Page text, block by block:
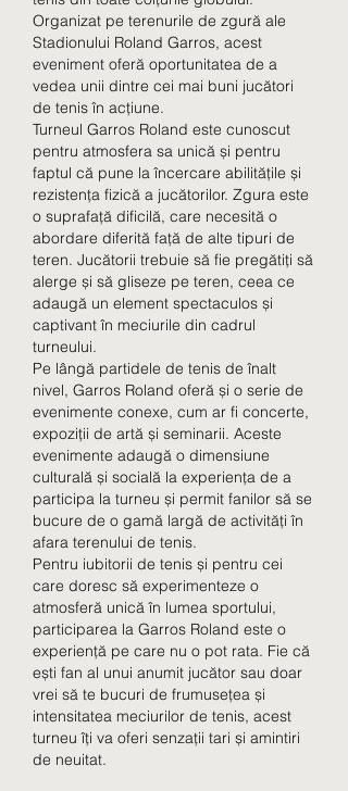
Organizat pe terenurile de zgură ale
Stadionului Roland Garros, acest
eveniment oferă oportunitatea de a
vedea unii dintre cei mai buni jucători
de tenis în acțiune.
Turneul Garros Roland este cunoscut
pentru atmosfera sa unică și pentru
faptul că pune la încercare abilitățile și
rezistența fizică a jucătorilor. Zgura este
o suprafață dificilă, care necesită o
abordare diferită față de alte tipuri de
teren. Jucătorii trebuie să fie pregătiți să
alerge și să gliseze pe teren, ceea ce
adaugă un element spectaculos și
captivant în meciurile din cadrul
turneului.
Pe lângă partidele de tenis de înalt
nivel, Garros Roland oferă și o serie de
evenimente conexe, cum ar fi concerte,
expoziții de artă și seminarii. Aceste
evenimente adaugă o dimensiune
culturală și socială la experiența de a
participa la turneu și permit fanilor să se
bucure de o gamă largă de activități în
afara terenului de tenis.
Pentru iubitorii de tenis și pentru cei
care doresc să experimenteze o
atmosferă unică în lumea sportului,
participarea la Garros Roland este o
experiență pe care nu o pot rata. Fie că
ești fan al unui anumit jucător sau doar
vrei să te bucuri de frumusețea și
intensitatea meciurilor de tenis, acest
turneu îți va oferi senzații tari și amintiri
de neuitat.